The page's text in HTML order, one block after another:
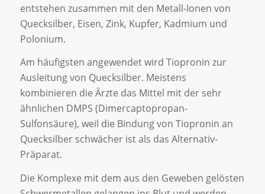
entstehen zusammen mit den Metall-Ionen von
Quecksilber, Eisen, Zink, Kupfer, Kadmium und
Polonium.
Am häufigsten angewendet wird Tiopronin zur
Ausleitung von Quecksilber. Meistens
kombinieren die Ärzte das Mittel mit der sehr
ähnlichen DMPS (Dimercaptopropan-
Sulfonsäure), weil die Bindung von Tiopronin an
Quecksilber schwächer ist als das Alternativ-
Präparat.
Die Komplexe mit dem aus den Geweben gelösten